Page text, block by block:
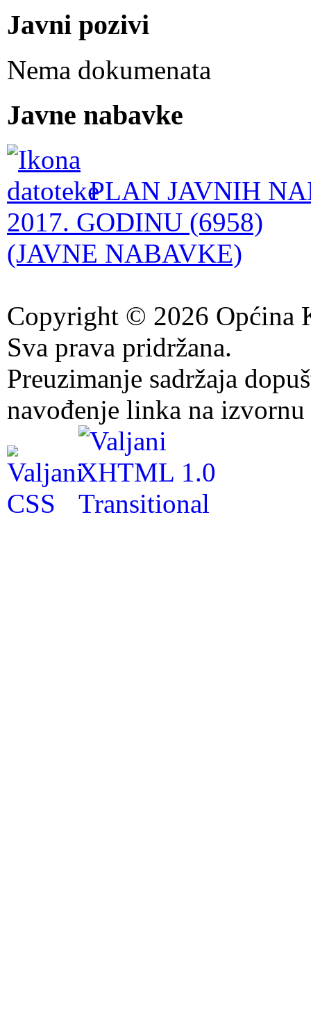
Javni pozivi
Nema dokumenata
Javne nabavke
PLAN JAVNIH
2017. GODINU (6958)
(JAVNE NABAVKE)
Copyright © 2026 Općina
Sva prava pridržana.
Preuzimanje sadržaja
navođenje linka na izvornu